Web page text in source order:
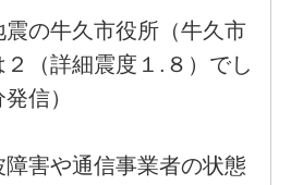
の牛久市役所（牛久市
（詳細震度１.８）でし
信）
害や通信事業者の状態